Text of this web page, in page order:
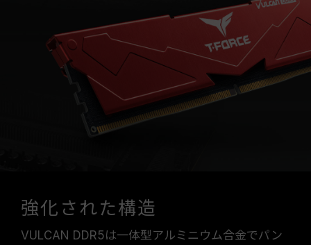
強化された構造
VULCAN DDR5は一体型アルミニウム合金でパン